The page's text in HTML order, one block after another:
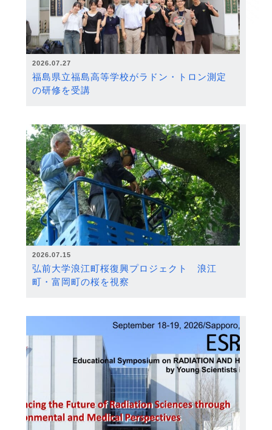
2026.07.27
福島県立福島高等学校がラドン・トロン測定
の研修を受講
2026.07.15
弘前大学浪江町桜復興プロジェクト 浪江
町・富岡町の桜を視察